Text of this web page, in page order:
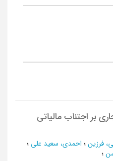
بر اجتناب مالیاتی
فرزین ؛ احمدی، سعید علی ؛
؛